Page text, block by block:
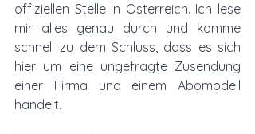
offiziellen Stelle in Österreich. Ich lese
mir alles genau durch und komme
schnell zu dem Schluss, dass es sich
hier um eine ungefragte Zusendung
einer Firma und einem Abomodell
handelt.